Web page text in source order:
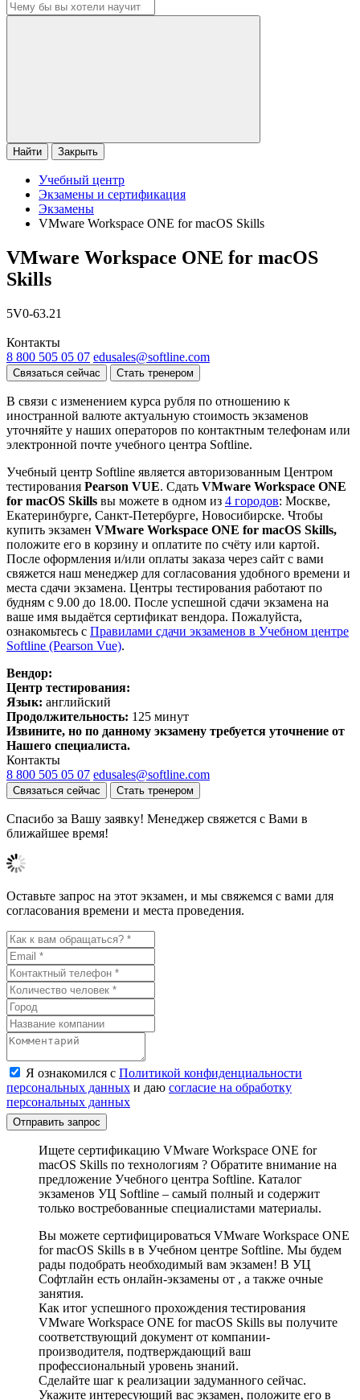
Найти Закрыть
Учебный центр
Экзамены и сертификация
Экзамены
VMware Workspace ONE for macOS Skills
VMware Workspace ONE for macOS
Skills
5V0-63.21
Контакты
8 800 505 05 07 edusales@softline.com
Связаться сейчас Стать тренером
В связи с изменением курса рубля по отношению к
иностранной валюте актуальную стоимость экзаменов
уточняйте у наших операторов по контактным телефонам или
электронной почте учебного центра Softline.
Учебный центр Softline является авторизованным Центром
тестирования Pearson VUE. Сдать VMware Workspace ONE
for macOS Skills вы можете в одном из 4 городов: Москве,
Екатеринбурге, Санкт-Петербурге, Новосибирске. Чтобы
купить экзамен VMware Workspace ONE for macOS Skills,
положите его в корзину и оплатите по счёту или картой.
После оформления и/или оплаты заказа через сайт с вами
свяжется наш менеджер для согласования удобного времени и
места сдачи экзамена. Центры тестирования работают по
будням с 9.00 до 18.00. После успешной сдачи экзамена на
ваше имя выдаётся сертификат вендора. Пожалуйста,
ознакомьтесь с Правилами сдачи экзаменов в Учебном центре
Softline (Pearson Vue).
Вендор:
Центр тестирования:
Язык: английский
Продолжительность: 125 минут
Извините, но по данному экзамену требуется уточнение от
Нашего специалиста.
Контакты
8 800 505 05 07 edusales@softline.com
Связаться сейчас Стать тренером
Спасибо за Вашу заявку! Менеджер свяжется с Вами в
ближайшее время!
Оставьте запрос на этот экзамен, и мы свяжемся с вами для
согласования времени и места проведения.
Я ознакомился с Политикой конфиденциальности
персональных данных и даю согласие на обработку
персональных данных
Отправить запрос
Ищете сертификацию VMware Workspace ONE for
macOS Skills по технологиям ? Обратите внимание на
предложение Учебного центра Softline. Каталог
экзаменов УЦ Softline – самый полный и содержит
только востребованные специалистами материалы.
Вы можете сертифицироваться VMware Workspace ONE
for macOS Skills в в Учебном центре Softline. Мы будем
рады подобрать необходимый вам экзамен! В УЦ
Софтлайн есть онлайн-экзамены от , а также очные
занятия.
Как итог успешного прохождения тестирования
VMware Workspace ONE for macOS Skills вы получите
соответствующий документ от компании-
производителя, подтверждающий ваш
профессиональный уровень знаний.
Сделайте шаг к реализации задуманного сейчас.
Укажите интересующий вас экзамен, положите его в